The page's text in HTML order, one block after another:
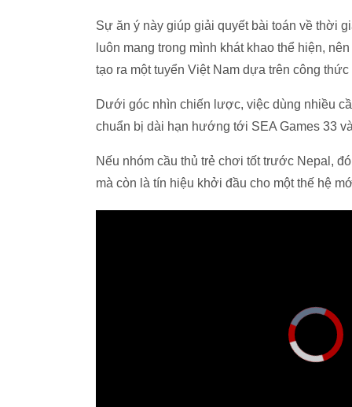
Sự ăn ý này giúp giải quyết bài toán về thời
luôn mang trong mình khát khao thể hiện,
tạo ra một tuyển Việt Nam dựa trên công
Dưới góc nhìn chiến lược, việc dùng nhiều
chuẩn bị dài hạn hướng tới SEA Games 33
Nếu nhóm cầu thủ trẻ chơi tốt trước Nepal,
mà còn là tín hiệu khởi đầu cho một thế hệ